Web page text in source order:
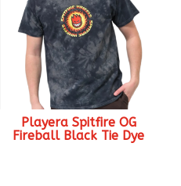
Playera Spitfire OG
Fireball Black Tie Dye